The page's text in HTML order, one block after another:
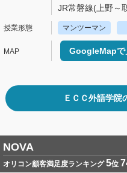
JR常磐線(上野～
マンツーマン
GoogleMapで
ＥＣＣ外語学院
NOVA
オリコン顧客満足度ランキング5位